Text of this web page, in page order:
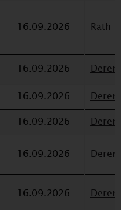
16.09.2026 Rath
16.09.2026
16.09.2026
16.09.2026
16.09.2026
16.09.2026